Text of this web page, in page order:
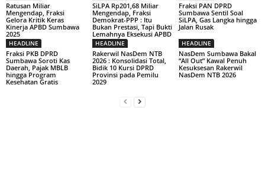
Ratusan Miliar
Mengendap, Fraksi
Gelora Kritik Keras
Kinerja APBD Sumbawa
2025
SiLPA Rp201,68 Miliar
Mengendap, Fraksi
Demokrat-PPP : Itu
Bukan Prestasi, Tapi Bukti
Lemahnya Eksekusi APBD
Fraksi PAN DPRD
Sumbawa Sentil Soal
SiLPA, Gas Langka hingga
Jalan Rusak
HEADLINE
Fraksi PKB DPRD
Sumbawa Soroti Kas
Daerah, Pajak MBLB
hingga Program
Kesehatan Gratis
HEADLINE
Rakerwil NasDem NTB
2026 : Konsolidasi Total,
Bidik 10 Kursi DPRD
Provinsi pada Pemilu
2029
HEADLINE
NasDem Sumbawa Bakal
“All Out” Kawal Penuh
Kesuksesan Rakerwil
NasDem NTB 2026